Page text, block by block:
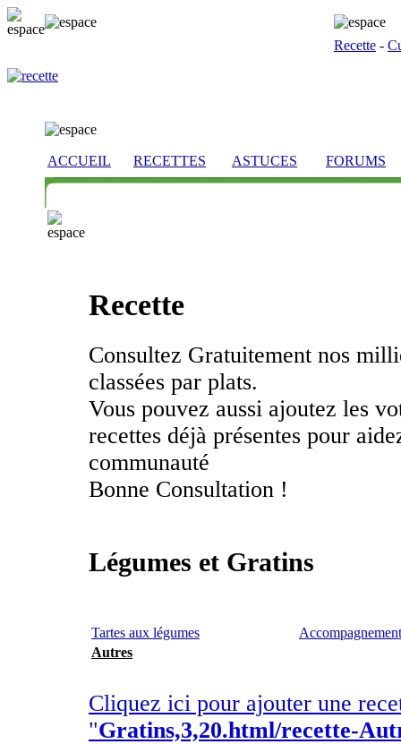
Recette -
ACCUEIL RECETTES ASTUCES FORUMS
Recette
Consultez Gratuitement nos
classées par plats.
Vous pouvez aussi ajoutez les
recettes déjà présentes pour
communauté
Bonne Consultation !
Légumes et Gratins
Tartes aux légumes
Autres
Cliquez ici pour ajouter une
"Gratins,3,20.html/recette-